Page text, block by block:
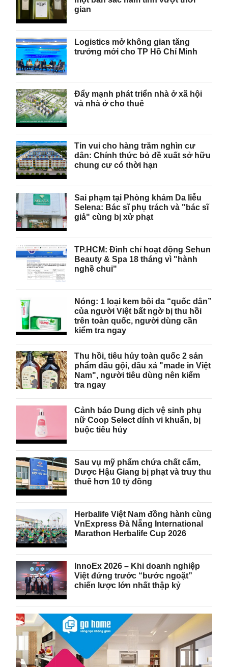
gian
Logistics mở không gian tăng
trưởng mới cho TP Hồ Chí Minh
Đẩy mạnh phát triển nhà ở xã hội
và nhà ở cho thuê
Tin vui cho hàng trăm nghìn cư
dân: Chính thức bỏ đề xuất sở hữu
chung cư có thời hạn
Sai phạm tại Phòng khám Da liễu
Selena: Bác sĩ phụ trách và "bác sĩ
giả" cùng bị xử phạt
TP.HCM: Đình chỉ hoạt động Sehun
Beauty & Spa 18 tháng vì "hành
nghề chui"
Nóng: 1 loại kem bôi da “quốc dân”
của người Việt bất ngờ bị thu hồi
trên toàn quốc, người dùng cần
kiểm tra ngay
Thu hồi, tiêu hủy toàn quốc 2 sản
phẩm dầu gội, dầu xả "made in Việt
Nam", người tiêu dùng nên kiểm
tra ngay
Cảnh báo Dung dịch vệ sinh phụ
nữ Coop Select dính vi khuẩn, bị
buộc tiêu hủy
Sau vụ mỹ phẩm chứa chất cấm,
Dược Hậu Giang bị phạt và truy thu
thuế hơn 10 tỷ đồng
Herbalife Việt Nam đồng hành cùng
VnExpress Đà Nẵng International
Marathon Herbalife Cup 2026
InnoEx 2026 – Khi doanh nghiệp
Việt đứng trước “bước ngoặt”
chiến lược lớn nhất thập kỷ